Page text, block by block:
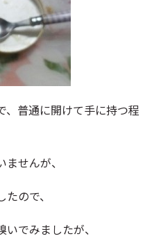
、普通に開けて手に持つ程
せんが、
ので、
でみましたが、